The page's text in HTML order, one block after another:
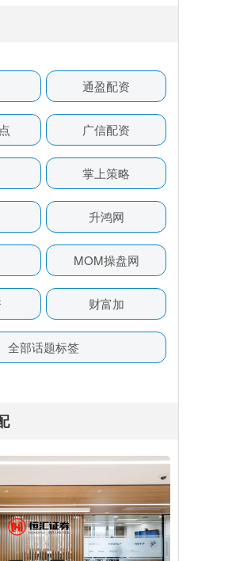
通盈配资
广信配资
掌上策略
升鸿网
MOM操盘网
财富加
全部话题标签